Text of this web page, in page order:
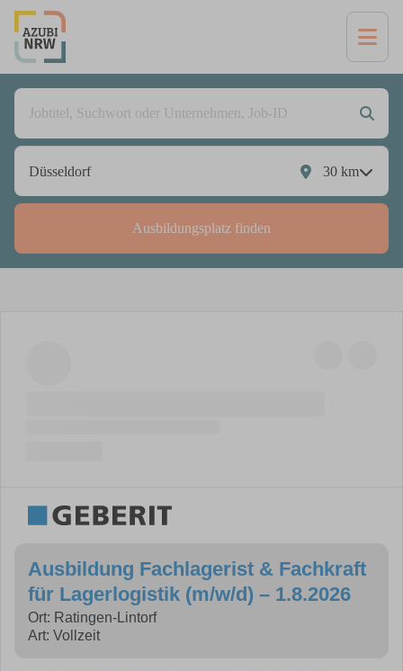
30 km
Ausbildungsplatz finden